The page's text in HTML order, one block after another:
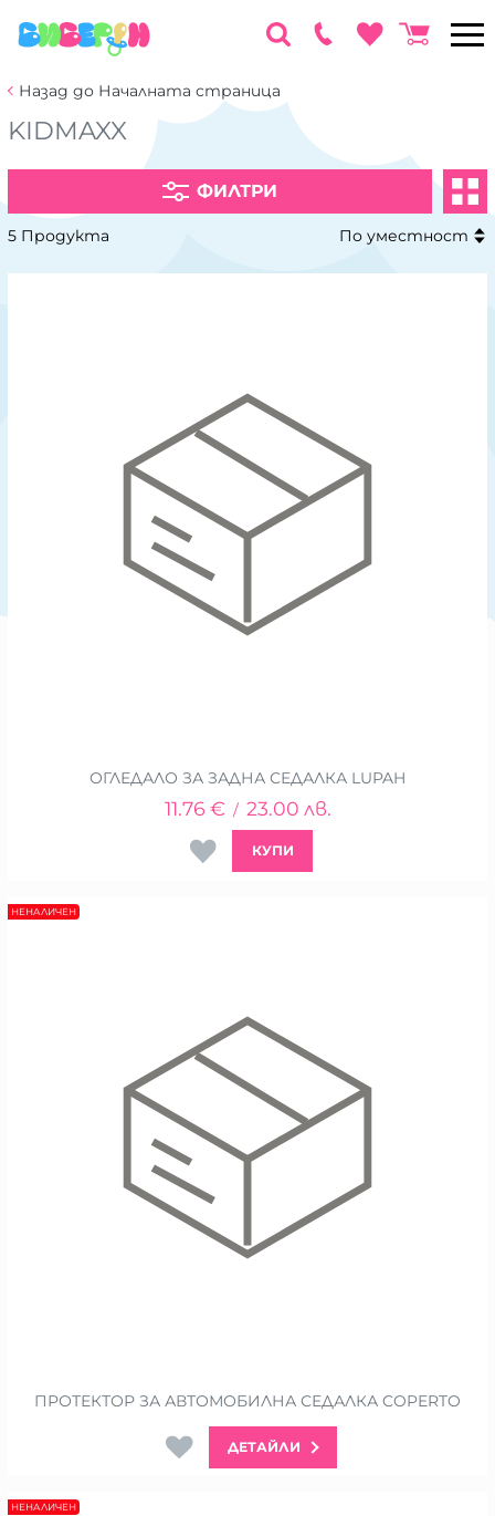
Назад до Началната страница
KIDMAXX
ФИЛТРИ
5 Продукта По уместност
ОГЛЕДАЛО ЗА ЗАДНА СЕДАЛКА LUPAH
11.76 € / 23.00 лв.
КУПИ
ПРОТЕКТОР ЗА АВТОМОБИЛНА СЕДАЛКА COPERTO
ДЕТАЙЛИ
НЕНАЛИЧЕН
НЕНАЛИЧЕН